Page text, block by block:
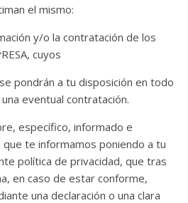
el mismo:
y/o la contratación de los
cuyos
pondrán a tu disposición en todo
eventual contratación.
específico, informado e
te informamos poniendo a tu
política de privacidad, que tras
en caso de estar conforme,
una declaración o una clara